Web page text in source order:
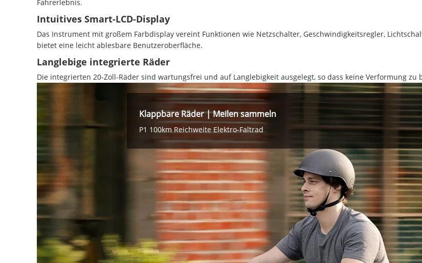
Fahrerlebnis.
Intuitives Smart-LCD-Display
Das Instrument mit großem Farbdisplay vereint Funktionen wie Netzschalter, Geschwindigkeitsregler,
bietet eine leicht ablesbare Benutzeroberfläche.
Langlebige integrierte Räder
Die integrierten 20-Zoll-Räder sind wartungsfrei und auf Langlebigkeit ausgelegt, so dass keine Verformung zu
Klappbare Räder | Meilen sammeln
P1 100km Reichweite Elektro-Faltrad